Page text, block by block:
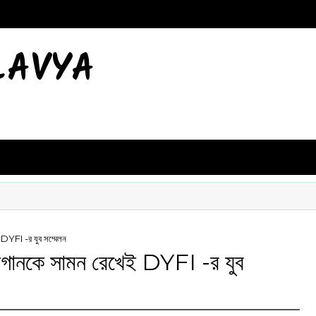
DYFI -র যুব সম্মেলন
সামন রেখেই DYFI -র যুব